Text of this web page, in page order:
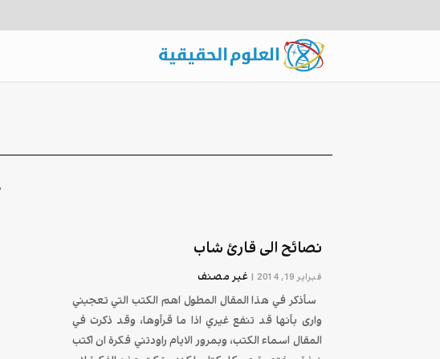
نصائح الى قارئ شاب
فبراير 19, 2014 | غير مصنف
سأذكر في هذا المقال المطول اهم الكتب التي تعجبني
وارى بأنها قد تنفع غيري اذا ما قرأوها، وقد ذكرت في
المقال اسماء الكتب، وبمرور الايام راودتني فكرة ان اكتب